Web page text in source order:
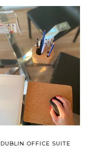
DUBLIN OFFICE SUITE